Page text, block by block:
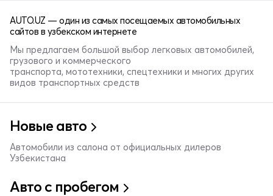
AUTO.UZ — один из самых посещаемых автомобильных
сайтов в узбекском интернете
Мы предлагаем большой выбор легковых автомобилей,
грузового и коммерческого
транспорта, мототехники, спецтехники и многих других
видов транспортных средств
Новые авто
Автомобили из салона от официальных дилеров
Узбекистана
Авто с пробегом